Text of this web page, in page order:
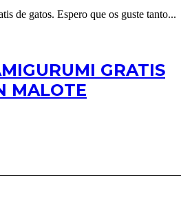
de gatos. Espero que os guste tanto...
GRATIS
MALOTE